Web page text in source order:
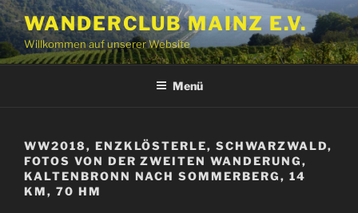
Zum
Inhalt
springen
WANDERCLUB MAINZ E.V.
Willkommen auf unserer Website
Menü
WW2018, ENZKLÖSTERLE, SCHWARZWALD,
FOTOS VON DER ZWEITEN WANDERUNG,
KALTENBRONN NACH SOMMERBERG, 14
KM, 70 HM